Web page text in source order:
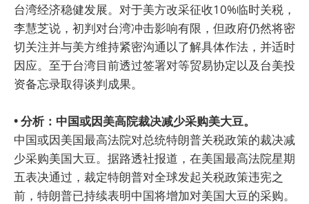
台湾经济稳健发展。对于美方改采征收10%临时关税，
李慧芝说，初判对台湾冲击影响有限，但政府仍然将密
切关注并与美方维持紧密沟通以了解具体作法，并适时
因应。至于台湾目前透过签署对等贸易协定以及台美投
资备忘录取得谈判成果。
• 分析：中国或因美高院裁决减少采购美大豆。
中国或因美国最高法院对总统特朗普关税政策的裁决减
少采购美国大豆。据路透社报道，在美国最高法院星期
五表决通过，裁定特朗普对全球发起关税政策违宪之
前，特朗普已持续表明中国将增加对美国大豆的采购。